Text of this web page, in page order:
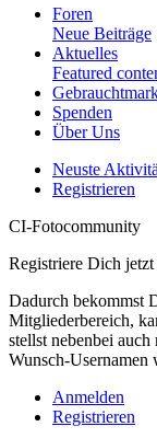
Foren
Neue Beiträge
Aktuelles
Featured
Spenden
Über Uns
Neuste
Registrieren
CI-Fotocommunity
Registriere Dich jetzt
Dadurch bekommst
Mitgliederbereich,
stellst nebenbei
Wunsch-Usernamen
Anmelden
Registrieren